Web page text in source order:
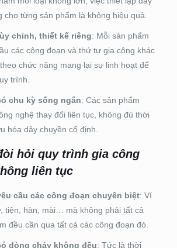
cho từng sản phẩm là không hiệu quả.
chỉnh, thiết kế riêng: Mỗi sản phẩm
các công đoạn và thứ tự gia công khác
chức năng mang lại sự linh hoạt để
trình.
chu kỳ sống ngắn: Các sản phẩm
nghệ thay đổi liên tục, không đủ thời
hóa dây chuyền cố định.
hỏi quy trình gia công
liên tục
cầu các công đoạn chuyên biệt: Ví
tiện, hàn, mài… mà không phải tất cả
đều cần qua tất cả các công đoạn đó.
dòng chảy không đều: Tức là thời